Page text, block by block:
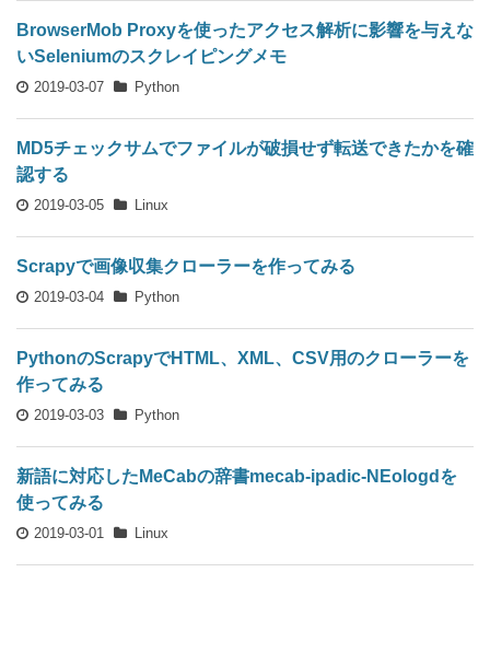
BrowserMob Proxyを使ったアクセス解析に影響を与えな
いSeleniumのスクレイピングメモ
2019-03-07 Python
MD5チェックサムでファイルが破損せず転送できたかを確
認する
2019-03-05 Linux
Scrapyで画像収集クローラーを作ってみる
2019-03-04 Python
PythonのScrapyでHTML、XML、CSV用のクローラーを
作ってみる
2019-03-03 Python
新語に対応したMeCabの辞書mecab-ipadic-NEologdを
使ってみる
2019-03-01 Linux